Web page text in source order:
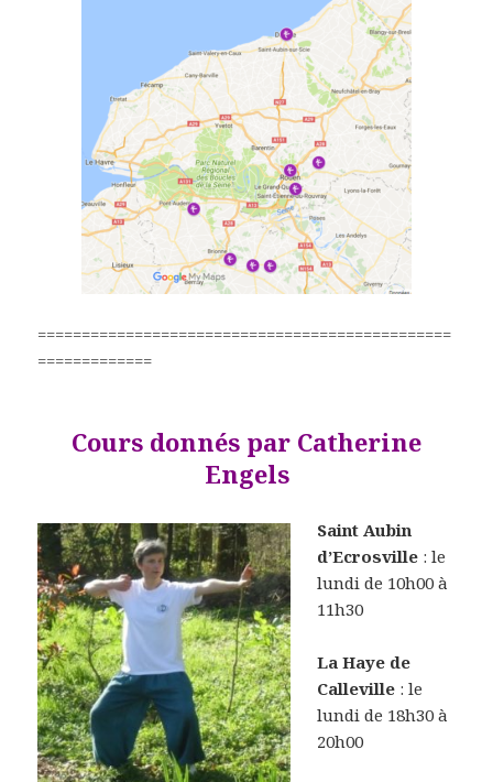
===============================================
=============
Cours donnés par Catherine
Engels
Saint Aubin
d’Ecrosville : le
lundi de 10h00 à
11h30
La Haye de
Calleville : le
lundi de 18h30 à
20h00